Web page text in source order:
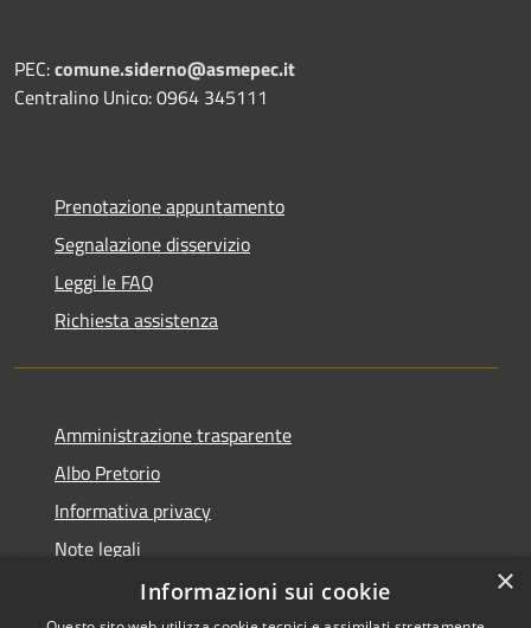
PEC:comune.siderno@asmepec.it
Centralino Unico: 0964 345111
Prenotazione appuntamento
Segnalazione disservizio
Leggi le FAQ
Richiesta assistenza
Amministrazione trasparente
Albo Pretorio
Informativa privacy
Note legali
Dichiarazione di accessibilità
×
Informazioni sui cookie